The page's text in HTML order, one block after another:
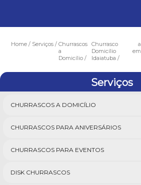
Home Serviços
Churrascos
a
Domicílio
Churrasco a
Domicílio em
Idaiatuba
Serviços
CHURRASCOS A DOMICÍLIO
CHURRASCOS PARA ANIVERSÁRIOS
CHURRASCOS PARA EVENTOS
DISK CHURRASCOS